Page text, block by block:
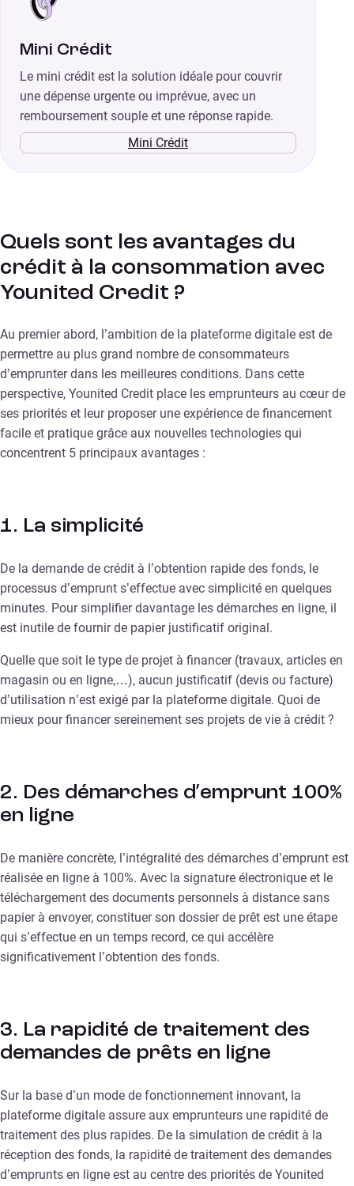
Mini Crédit
Le mini crédit est la solution idéale pour couvrir
une dépense urgente ou imprévue, avec un
remboursement souple et une réponse rapide.
Mini Crédit
Quels sont les avantages du
crédit à la consommation avec
Younited Credit ?
Au premier abord, l’ambition de la plateforme digitale est de
permettre au plus grand nombre de consommateurs
d’emprunter dans les meilleures conditions. Dans cette
perspective, Younited Credit place les emprunteurs au cœur de
ses priorités et leur proposer une expérience de financement
facile et pratique grâce aux nouvelles technologies qui
concentrent 5 principaux avantages :
1. La simplicité
De la demande de crédit à l’obtention rapide des fonds, le
processus d’emprunt s’effectue avec simplicité en quelques
minutes. Pour simplifier davantage les démarches en ligne, il
est inutile de fournir de papier justificatif original.
Quelle que soit le type de projet à financer (travaux, articles en
magasin ou en ligne,…), aucun justificatif (devis ou facture)
d’utilisation n’est exigé par la plateforme digitale. Quoi de
mieux pour financer sereinement ses projets de vie à crédit ?
2. Des démarches d’emprunt 100%
en ligne
De manière concrète, l’intégralité des démarches d’emprunt est
réalisée en ligne à 100%. Avec la signature électronique et le
téléchargement des documents personnels à distance sans
papier à envoyer, constituer son dossier de prêt est une étape
qui s’effectue en un temps record, ce qui accélère
significativement l’obtention des fonds.
3. La rapidité de traitement des
demandes de prêts en ligne
Sur la base d’un mode de fonctionnement innovant, la
plateforme digitale assure aux emprunteurs une rapidité de
traitement des plus rapides. De la simulation de crédit à la
réception des fonds, la rapidité de traitement des demandes
d’emprunts en ligne est au centre des priorités de Younited